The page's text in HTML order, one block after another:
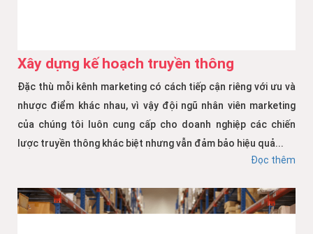
Xây dựng kế hoạch truyền thông
Đặc thù mỗi kênh marketing có cách tiếp cận riêng với ưu và
nhược điểm khác nhau, vì vậy đội ngũ nhân viên marketing
của chúng tôi luôn cung cấp cho doanh nghiệp các chiến
lược truyền thông khác biệt nhưng vẫn đảm bảo hiệu quả...
Đọc thêm